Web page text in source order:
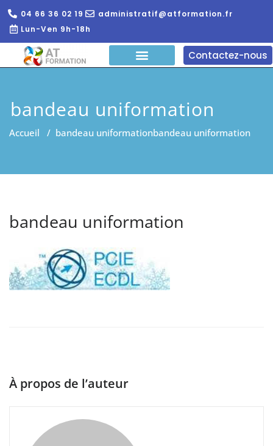
04 66 36 02 19
administratif@atformation.fr
Lun-Ven 9h-18h
Contactez-nous
bandeau uniformation
Accueil / bandeau uniformationbandeau uniformation
bandeau uniformation
À propos de l’auteur